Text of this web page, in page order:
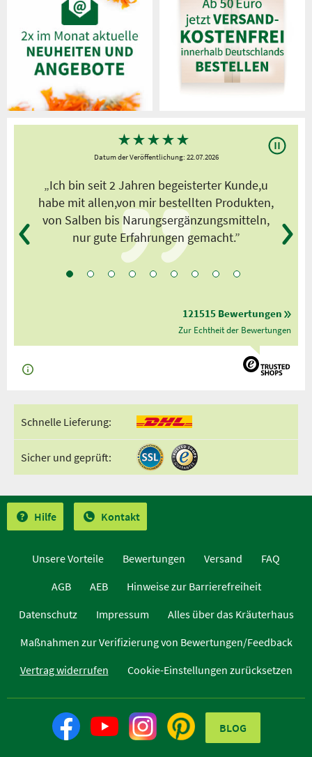
★★★★★
Datum der Veröffentlichung: 22.07.2026
„Ich bin seit 2 Jahren begeisterter Kunde,u
habe mit allen,von mir bestellten Produkten,
von Salben bis Narungsergänzungsmitteln,
nur gute Erfahrungen gemacht.”
121515 Bewertungen
Zur Echtheit der Bewertungen
Schnelle Lieferung:
Sicher und geprüft:
Hilfe Kontakt
Unsere Vorteile Bewertungen Versand
FAQ
AGB
AEB
Hinweise zur Barrierefreiheit
Datenschutz
Impressum
Alles über das Kräuterhaus
Maßnahmen zur Verifizierung von Bewertungen/Feedback
Vertrag widerrufen
Cookie-Einstellungen zurücksetzen
BLOG